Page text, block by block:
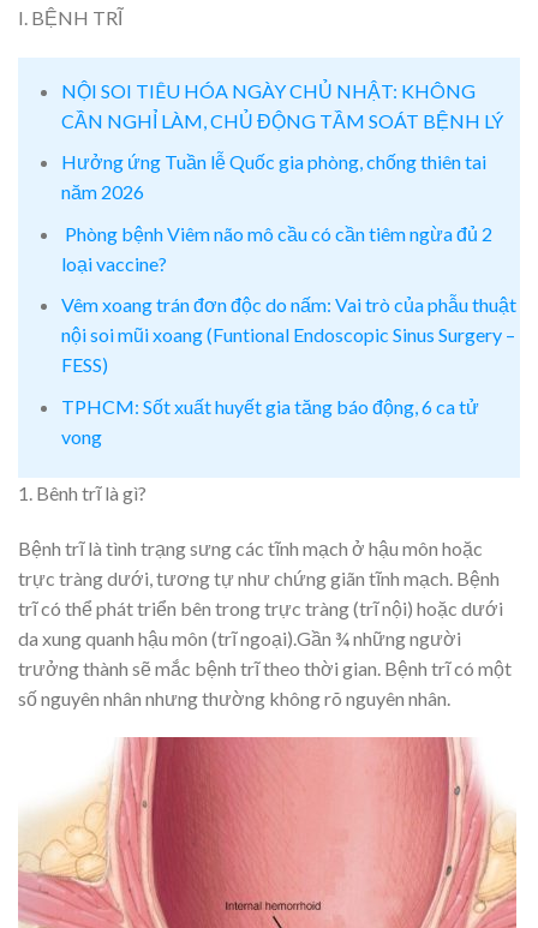
I. BỆNH TRĨ
NỘI SOI TIÊU HÓA NGÀY CHỦ NHẬT: KHÔNG
CẦN NGHỈ LÀM, CHỦ ĐỘNG TẦM SOÁT BỆNH LÝ
Hưởng ứng Tuần lễ Quốc gia phòng, chống thiên tai
năm 2026
Phòng bệnh Viêm não mô cầu có cần tiêm ngừa đủ 2
loại vaccine?
Vêm xoang trán đơn độc do nấm: Vai trò của phẫu thuật
nội soi mũi xoang (Funtional Endoscopic Sinus Surgery –
FESS)
TPHCM: Sốt xuất huyết gia tăng báo động, 6 ca tử
vong
1. Bênh trĩ là gì?
Bệnh trĩ là tình trạng sưng các tĩnh mạch ở hậu môn hoặc
trực tràng dưới, tương tự như chứng giãn tĩnh mạch. Bệnh
trĩ có thể phát triển bên trong trực tràng (trĩ nội) hoặc dưới
da xung quanh hậu môn (trĩ ngoại).Gần ¾ những người
trưởng thành sẽ mắc bệnh trĩ theo thời gian. Bệnh trĩ có một
số nguyên nhân nhưng thường không rõ nguyên nhân.